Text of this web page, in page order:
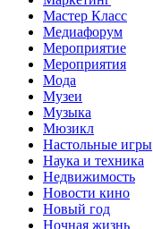
Мастер Класс
Медиафорум
Мероприятие
Мероприятия
Мода
Музеи
Музыка
Мюзикл
Настольные игры
Наука и техника
Недвижимость
Новости кино
Новый год
Ночная жизнь